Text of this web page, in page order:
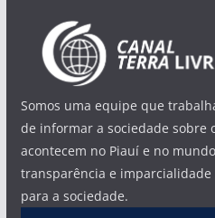
Somos uma equipe que
de informar a sociedade sobre
acontecem no Piauí e no
transparência e
para a sociedade.